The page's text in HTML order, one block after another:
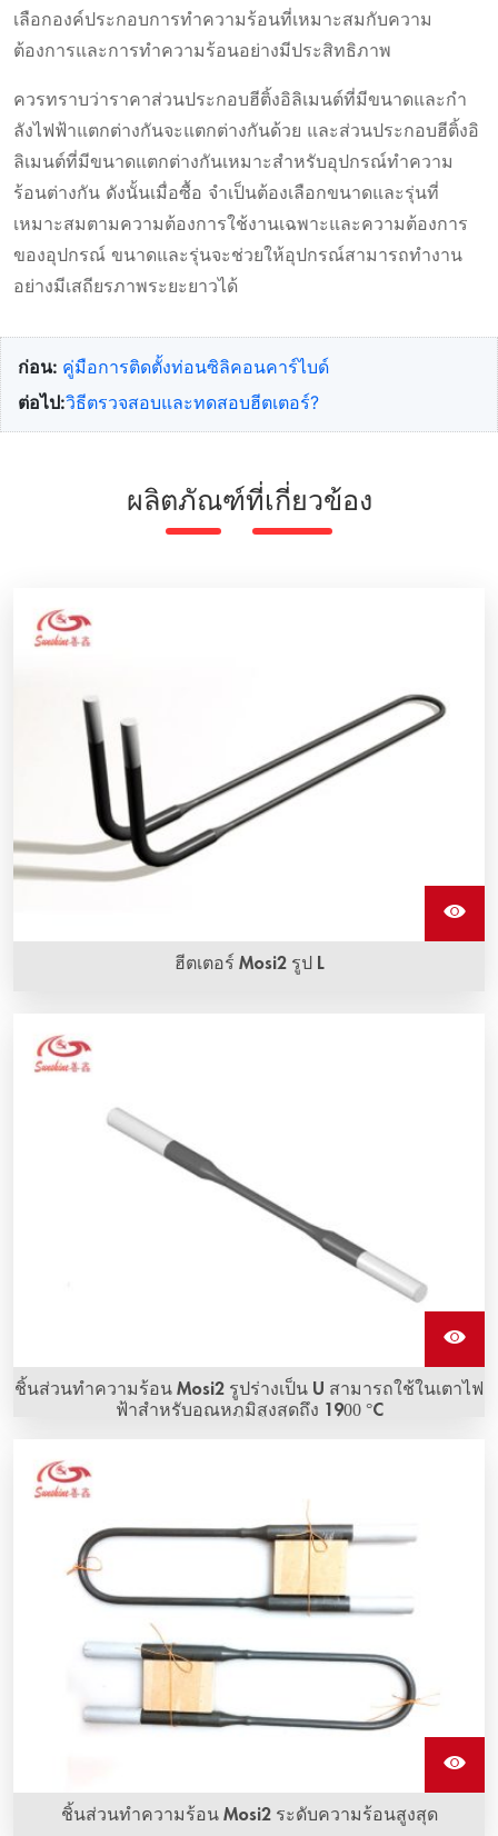
เลือกองค์ประกอบการทําความร้อนที่เหมาะสมกับความ
ต้องการและการทําความร้อนอย่างมีประสิทธิภาพ
ควรทราบว่าราคาส่วนประกอบฮีติ้งอิลิเมนต์ที่มีขนาดและกํา
ลังไฟฟ้าแตกต่างกันจะแตกต่างกันด้วย และส่วนประกอบฮีติ้งอิ
ลิเมนต์ที่มีขนาดแตกต่างกันเหมาะสําหรับอุปกรณ์ทําความ
ร้อนต่างกัน ดังนั้นเมื่อซื้อ จําเป็นต้องเลือกขนาดและรุ่นที่
เหมาะสมตามความต้องการใช้งานเฉพาะและความต้องการ
ของอุปกรณ์ ขนาดและรุ่นจะช่วยให้อุปกรณ์สามารถทํางาน
อย่างมีเสถียรภาพระยะยาวได้
ก่อน: คู่มือการติดตั้งท่อนซิลิคอนคาร์ไบด์
ต่อไป:วิธีตรวจสอบและทดสอบฮีตเตอร์?
ผลิตภัณฑ์ที่เกี่ยวข้อง
ฮีตเตอร์ Mosi2 รูป L
ในหลายรูปร่างและขนาด มีอุณหภูมิการทํางานสูงสุด
ชิ้นส่วนทำความร้อน Mosi2 รูปร่างเป็น U สามารถใช้ในเตาไฟ
ฟ้าสำหรับอุณหภูมิสูงสุดถึง 1900 °C
ชิ้นส่วนทำความร้อน Mosi2 ระดับความร้อนสูงสุด